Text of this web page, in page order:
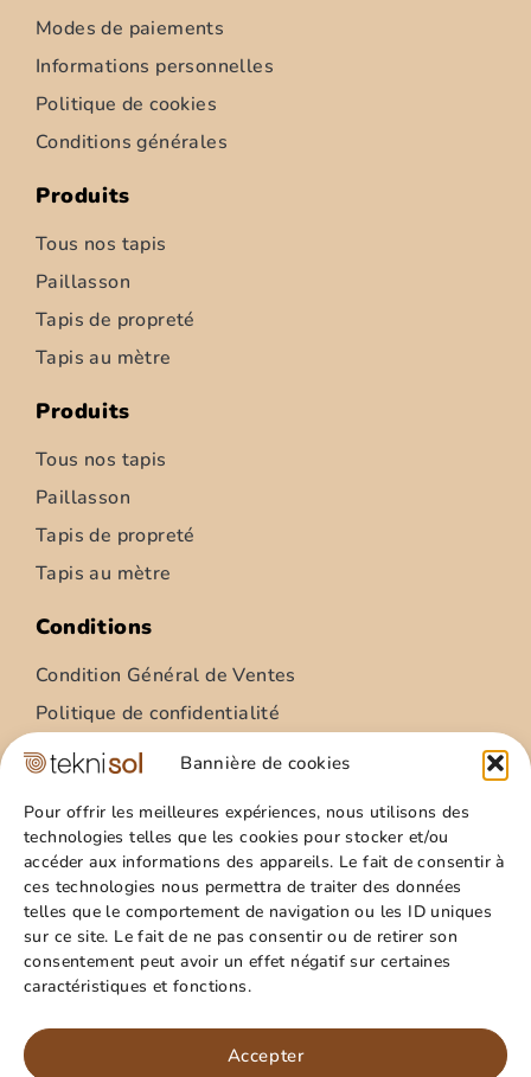
Bannière de cookies
Pour offrir les meilleures expériences, nous utilisons des
technologies telles que les cookies pour stocker et/ou
accéder aux informations des appareils. Le fait de consentir à
ces technologies nous permettra de traiter des données
telles que le comportement de navigation ou les ID uniques
sur ce site. Le fait de ne pas consentir ou de retirer son
consentement peut avoir un effet négatif sur certaines
caractéristiques et fonctions.
Accepter
Tapis d’intérieur – Ziemia – 52cm
Paillasson – relief palmes – 40x60cm
15,99€
Modes de paiements
Informations personnelles
Politique de cookies
Conditions générales
Produits
Tous nos tapis
Paillasson
Tapis de propreté
Tapis au mètre
Produits
Tous nos tapis
Paillasson
Tapis de propreté
Tapis au mètre
Conditions
Condition Général de Ventes
Politique de confidentialité
Condition Général Utilisation
Site
Qui sommes nous ?
Guide pratique
Favoris